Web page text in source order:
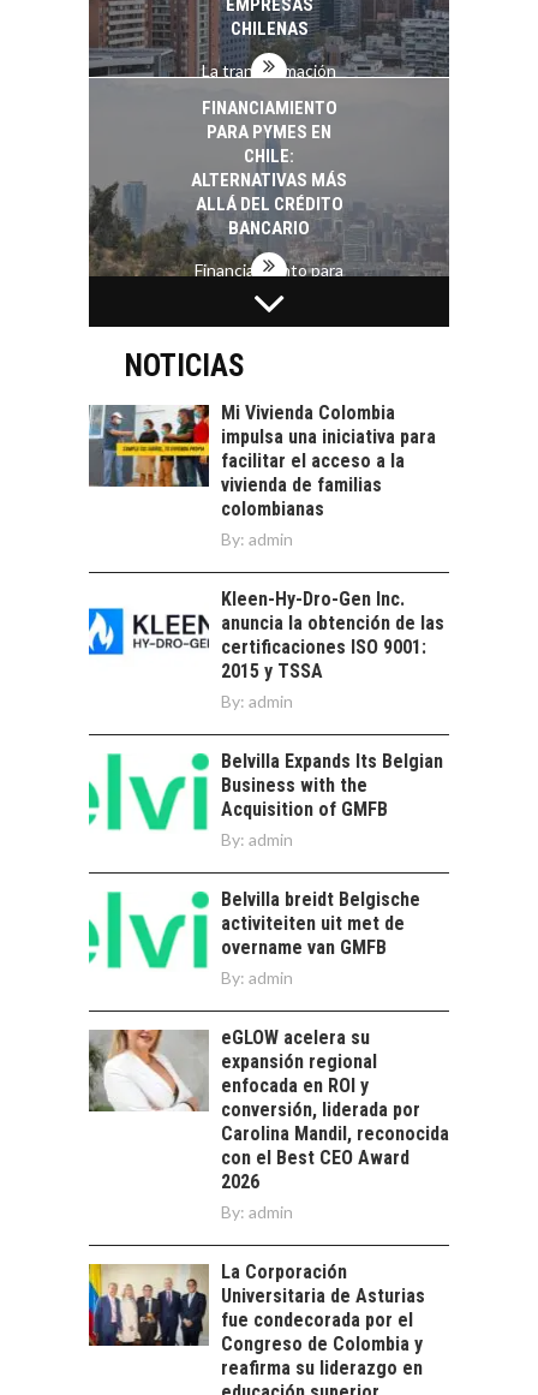
EMPRESAS
CHILENAS
La transformación
recursos humanos en
las empresas…
FINANCIAMIENTO
PARA PYMES EN
CHILE:
ALTERNATIVAS MÁS
ALLÁ DEL CRÉDITO
BANCARIO
Financiamiento para
pymes en Chile:
alternativas que
crédito…
EL CRECIMIENTO DE
LOS SERVICIOS
DIGITALES
EXPORTADOS DESDE
CHILE
El auge de las
exportaciones de
servicios digitales en
Chile:…
TURISMO EN EL
DESIERTO DE
OPORTUNIDADES
PARA EL
DESARROLLO LOCAL
El Desierto de
Atacama: Motor
Desarrollo Turístico…
LA IMPORTANCIA DE
DIVERSIFICAR LAS
EXPORTACIONES
CHILENAS
La diversificación de
las exportaciones
chilenas: clave para un
crecimiento…
CHILE COMO HUB
TECNOLÓGICO DE
AMÉRICA LATINA:
AVANCES Y DESAFÍOS
tecnológico de
América Latina:
avances y desafíos…
LA
TRANSFORMACIÓN
DE LOS RECURSOS
HUMANOS EN LAS
EMPRESAS
CHILENAS
La transformación
estratégica de los
recursos humanos en
las empresas…
FINANCIAMIENTO
PARA PYMES EN
CHILE:
ALTERNATIVAS MÁS
NOTICIAS
Mi Vivienda Colombia
impulsa una iniciativa para
facilitar el acceso a la
vivienda de familias
colombianas
By: admin
Kleen-Hy-Dro-Gen Inc.
anuncia la obtención de las
certificaciones ISO 9001:
2015 y TSSA
By: admin
Belvilla Expands Its Belgian
Business with the
Acquisition of GMFB
By: admin
Belvilla breidt Belgische
activiteiten uit met de
overname van GMFB
By: admin
eGLOW acelera su
expansión regional
enfocada en ROI y
conversión, liderada por
Carolina Mandil, reconocida
con el Best CEO Award
2026
By: admin
La Corporación
Universitaria de Asturias
fue condecorada por el
Congreso de Colombia y
reafirma su liderazgo en